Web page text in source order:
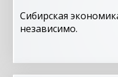
Сибирская
независимо.